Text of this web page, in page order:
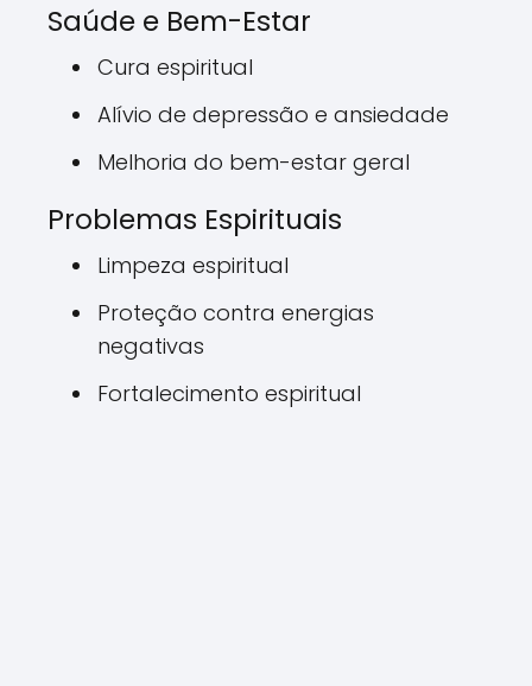
Saúde e Bem-Estar
Cura espiritual
Alívio de depressão e ansiedade
Melhoria do bem-estar geral
Problemas Espirituais
Limpeza espiritual
Proteção contra energias
negativas
Fortalecimento espiritual